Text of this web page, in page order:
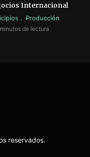
Internacional
Producción
de lectura
reservados.